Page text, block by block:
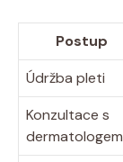
Postup
Údržba pleti
Konzultace s
dermatologem